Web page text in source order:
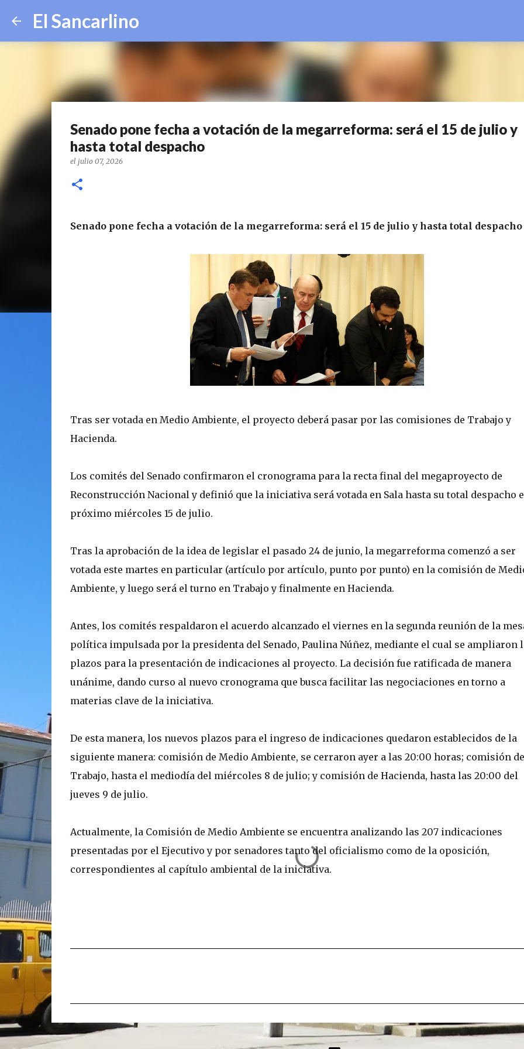
El Sancarlino
Senado pone fecha a votación de la megarreforma: será el 15 de julio y
hasta total despacho
el julio 07, 2026
Senado pone fecha a votación de la megarreforma: será el 15 de julio y hasta total despacho
Tras ser votada en Medio Ambiente, el proyecto deberá pasar por las comisiones de Trabajo y
Hacienda.
Los comités del Senado confirmaron el cronograma para la recta final del megaproyecto de
Reconstrucción Nacional y definió que la iniciativa será votada en Sala hasta su total despacho
próximo miércoles 15 de julio.
Tras la aprobación de la idea de legislar el pasado 24 de junio, la megarreforma comenzó a ser
votada este martes en particular (artículo por artículo, punto por punto) en la comisión de
Ambiente, y luego será el turno en Trabajo y finalmente en Hacienda.
Antes, los comités respaldaron el acuerdo alcanzado el viernes en la segunda reunión de la
política impulsada por la presidenta del Senado, Paulina Núñez, mediante el cual se ampliaron
plazos para la presentación de indicaciones al proyecto. La decisión fue ratificada de manera
unánime, dando curso al nuevo cronograma que busca facilitar las negociaciones en torno a
materias clave de la iniciativa.
De esta manera, los nuevos plazos para el ingreso de indicaciones quedaron establecidos de la
siguiente manera: comisión de Medio Ambiente, se cerraron ayer a las 20:00 horas; comisión de
Trabajo, hasta el mediodía del miércoles 8 de julio; y comisión de Hacienda, hasta las 20:00 del
jueves 9 de julio.
Actualmente, la Comisión de Medio Ambiente se encuentra analizando las 207 indicaciones
presentadas por el Ejecutivo y por senadores tanto del oficialismo como de la oposición,
correspondientes al capítulo ambiental de la iniciativa.
n